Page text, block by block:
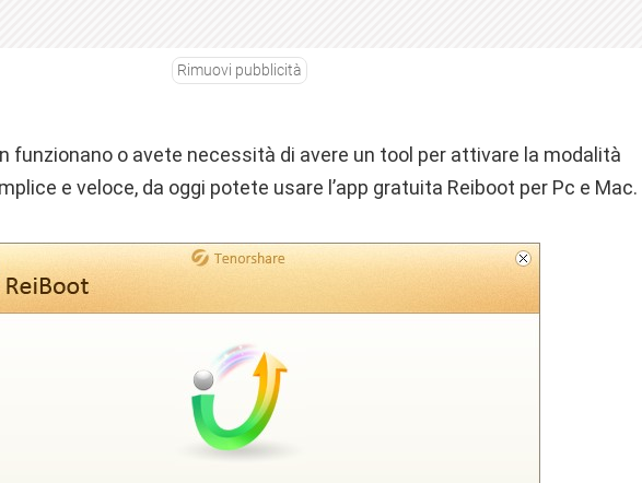
Rimuovi pubblicità
funzionano o avete necessità di avere un tool per attivare la modalità
e veloce, da oggi potete usare l’app gratuita Reiboot per Pc e Mac.